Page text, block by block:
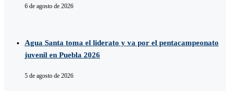
6 de agosto de 2026
Agua Santa toma el liderato y va por el pentacampeonato
juvenil en Puebla 2026
5 de agosto de 2026